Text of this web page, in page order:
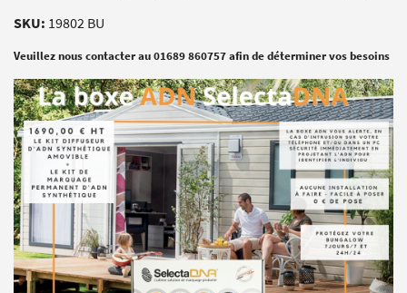
SKU: 19802 BU
Veuillez nous contacter au 01689 860757 afin de déterminer vos besoins